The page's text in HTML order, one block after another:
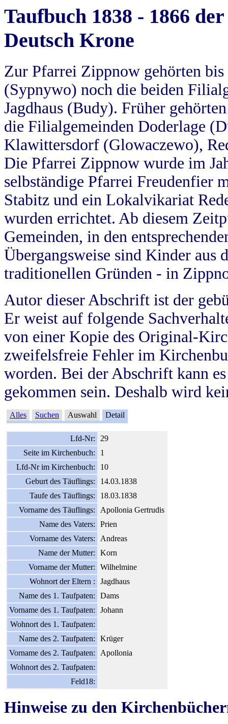
Taufbuch 1838 - 1866
Deutsch Krone
Zur Pfarrei Zippnow gehörten
(Sypnywo) noch die beiden
Jagdhaus (Budy). Früher
die Filialgemeinden Doderlage
Klawittersdorf (Glowaczewo),
Die Pfarrei Zippnow wurde im
selbständige Pfarrei Freudenfier
Stabitz und ein Lokalvikariat
wurden errichtet. Ab diesem
Gemeinden, in den
Übergangsweise sind Kinder aus
traditionellen Gründen - in
Autor dieser Abschrift ist der
Er weist auf folgende
von einer Kopie des Original-
zweifelsfreie Fehler im
worden. Bei der Abschrift kann
gekommen sein. Deshalb wird
Alles Suchen Auswahl Detail
Lfd-Nr:
29
Seite im Kirchenbuch:
1
Lfd-Nr im Kirchenbuch:
10
Geburt des Täuflings:
14.03.1838
Taufe des Täuflings:
18.03.1838
Vorname des Täuflings:
Apollonia Gertrudis
Name des Vaters:
Prien
Vorname des Vaters:
Andreas
Name der Mutter:
Korn
Vorname der Mutter:
Wilhelmine
Wohnort der Eltern :
Jagdhaus
Name des 1. Taufpaten:
Dams
Vorname des 1. Taufpaten:
Johann
Wohnort des 1. Taufpaten:
Name des 2. Taufpaten:
Krüger
Vorname des 2. Taufpaten:
Apollonia
Wohnort des 2. Taufpaten:
Feld18:
Hinweise zu den